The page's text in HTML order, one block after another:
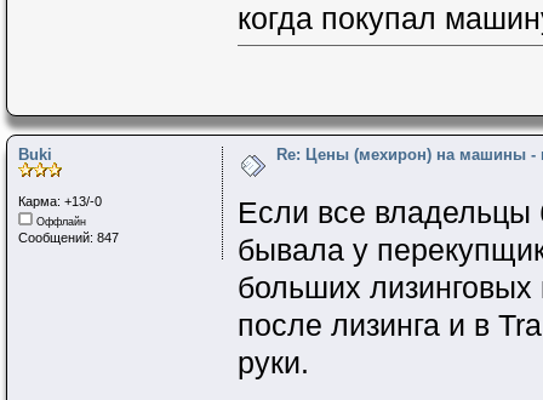
когда покупал
Buki
Карма: +13/-0
Оффлайн
Сообщений: 847
Re: Цены (мехирон) на машины -
Если все
бывала у
больших
после лизинга и в
руки.